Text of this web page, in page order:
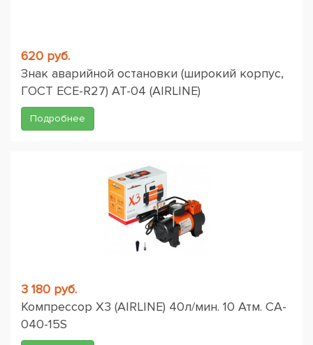
620 руб.
Знак аварийной остановки (широкий корпус,
ГОСТ ЕСЕ-R27) AT-04 (AIRLINE)
Подробнее
3 180 руб.
Компрессор X3 (AIRLINE) 40л/мин. 10 Атм. CA-
040-15S